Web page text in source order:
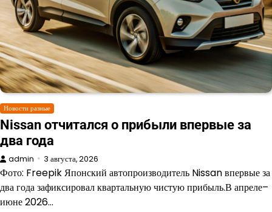
Новости разные
Nissan отчитался о прибыли впервые за
два года
admin 3 августа, 2026
Фото: Freepik Японский автопроизводитель Nissan впервые за
два года зафиксировал квартальную чистую прибыль.В апреле–
июне 2026…